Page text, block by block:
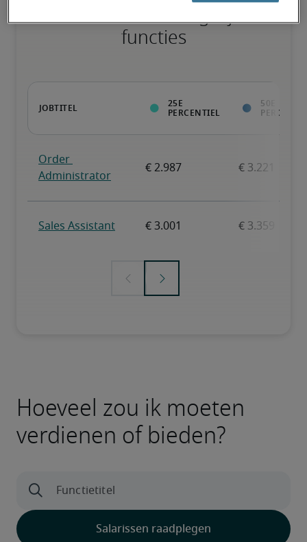
Lonen voor soortgelijke
functies
Hoeveel zou ik moeten
verdienen of bieden?